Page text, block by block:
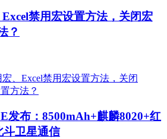
禁用宏设置方法，关闭宏
？
发布：8500mAh+麒麟8020+红
斗卫星通信